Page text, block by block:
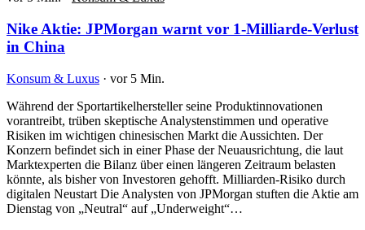
Nike Aktie: JPMorgan warnt vor 1-Milliarde-Verlust
in China
Konsum & Luxus · vor 5 Min.
Während der Sportartikelhersteller seine Produktinnovationen
vorantreibt, trüben skeptische Analystenstimmen und operative
Risiken im wichtigen chinesischen Markt die Aussichten. Der
Konzern befindet sich in einer Phase der Neuausrichtung, die laut
Marktexperten die Bilanz über einen längeren Zeitraum belasten
könnte, als bisher von Investoren gehofft. Milliarden-Risiko durch
digitalen Neustart Die Analysten von JPMorgan stuften die Aktie am
Dienstag von „Neutral“ auf „Underweight“…